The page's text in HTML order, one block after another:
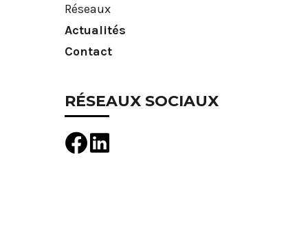
Réseaux
Actualités
Contact
RÉSEAUX SOCIAUX